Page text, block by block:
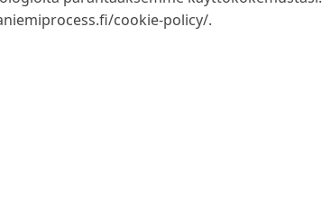
cookie-policy/.